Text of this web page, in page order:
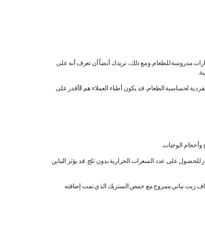
مدروسة للطعام. ومع ذلك، نريدك أيضاً أن تعرف أنه على
لحساسية الطعام، قد يكون أطباء العملاء هم الأقدر على
وأحجام الوجبات.
للحصول على عدد السعرات الحرارية بدون ثلج. قد يؤثر التباين
زيت نباتي ممزوج مع حمض الستريك الذي تمت إضافته